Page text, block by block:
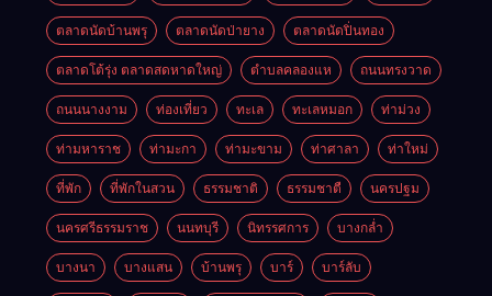
ตลาดนัดบ้านพรุ ตลาดนัดป่ายาง ตลาดนัดปิ่นทอง
ตลาดโต้รุ่ง ตลาดสดหาดใหญ่ ตำบลคลองแห ถนนทรงวาด
ถนนนางงาม ท่องเที่ยว ทะเล ทะเลหมอก ท่าม่วง
ท่ามหาราช ท่ามะกา ท่ามะขาม ท่าศาลา ท่าใหม่
ที่พัก ที่พักในสวน ธรรมชาติ ธรรมชาตื นครปฐม
นครศรีธรรมราช นนทบุรี นิทรรศการ บางกล่ำ
บางนา บางแสน บ้านพรุ บาร์ บาร์ลับ